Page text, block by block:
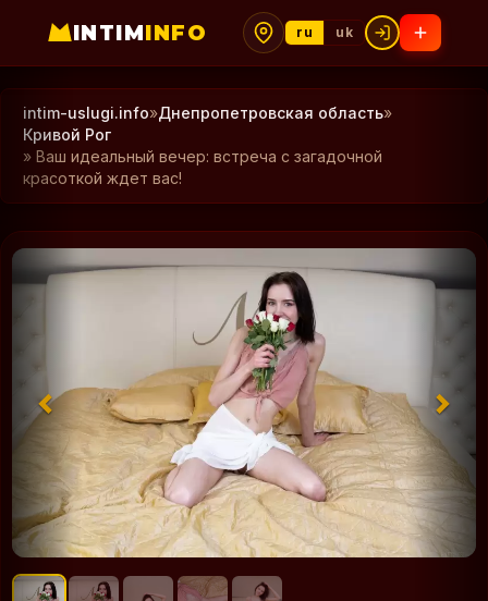
INTIMINFO ru uk
intim-uslugi.info»Днепропетровская область»
Кривой Рог
» Ваш идеальный вечер: встреча с загадочной
красоткой ждет вас!